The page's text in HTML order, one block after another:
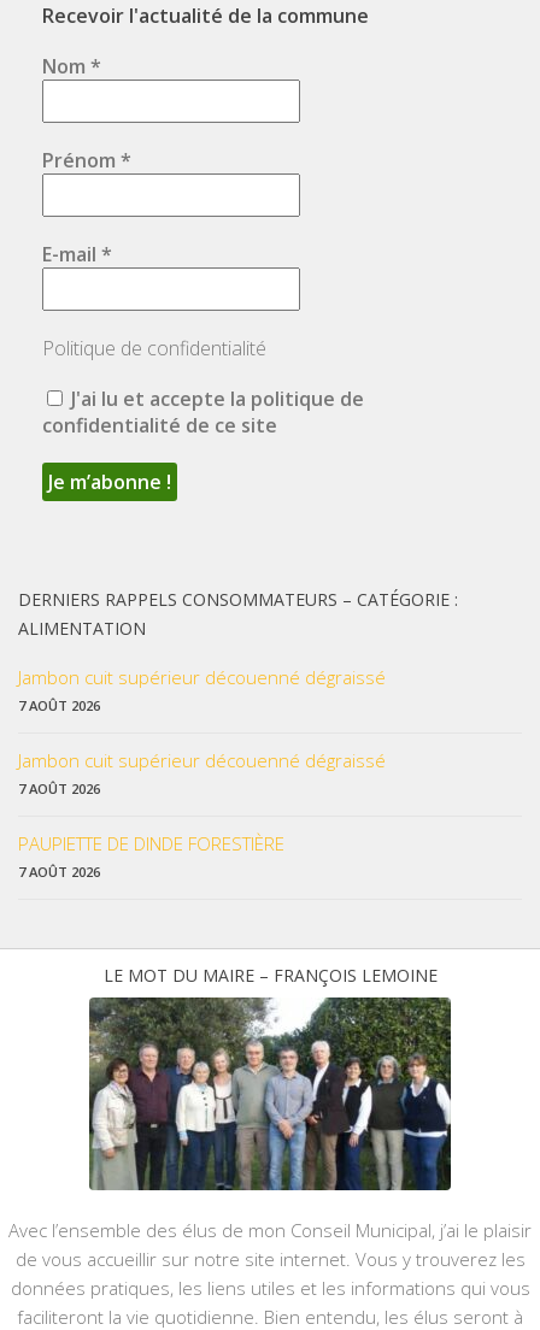
Recevoir l'actualité de la commune
Nom *
Prénom *
E-mail *
Politique de confidentialité
J'ai lu et accepte la politique de
confidentialité de ce site
DERNIERS RAPPELS CONSOMMATEURS – CATÉGORIE :
ALIMENTATION
Jambon cuit supérieur découenné dégraissé
7 AOÛT 2026
Jambon cuit supérieur découenné dégraissé
7 AOÛT 2026
PAUPIETTE DE DINDE FORESTIÈRE
7 AOÛT 2026
LE MOT DU MAIRE – FRANÇOIS LEMOINE
Avec l’ensemble des élus de mon Conseil Municipal, j’ai le plaisir
de vous accueillir sur notre site internet. Vous y trouverez les
données pratiques, les liens utiles et les informations qui vous
faciliteront la vie quotidienne. Bien entendu, les élus seront à